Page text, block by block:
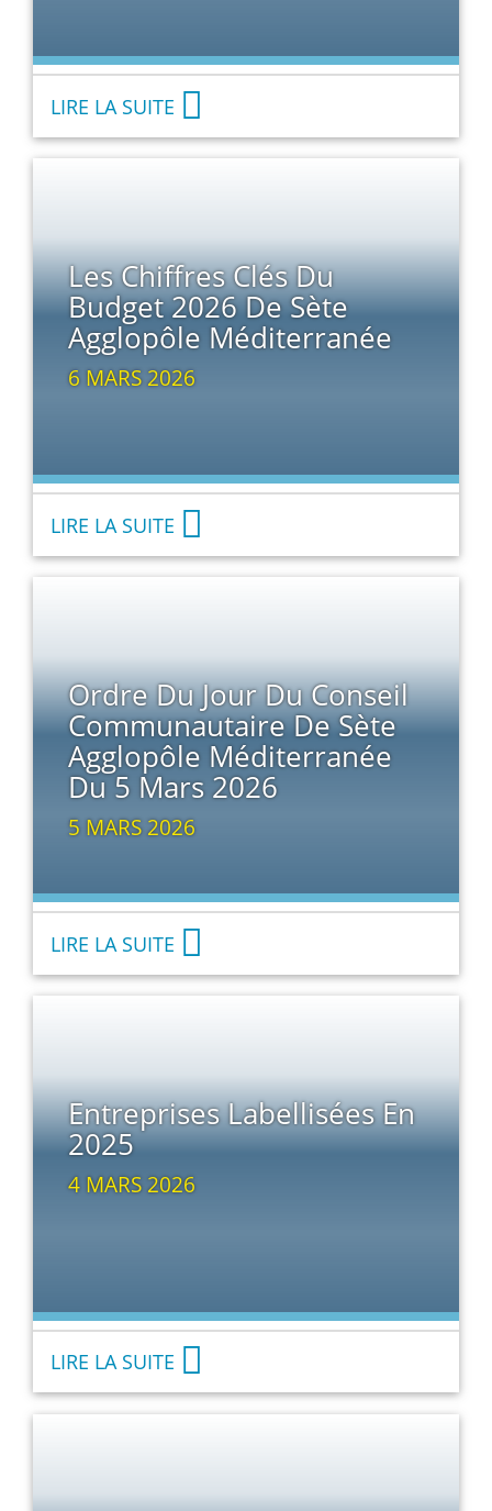
LIRE LA SUITE
Les Chiffres Clés Du
Budget 2026 De Sète
Agglopôle Méditerranée
6 MARS 2026
LIRE LA SUITE
Ordre Du Jour Du Conseil
Communautaire De Sète
Agglopôle Méditerranée
Du 5 Mars 2026
5 MARS 2026
LIRE LA SUITE
Entreprises Labellisées En
2025
4 MARS 2026
LIRE LA SUITE